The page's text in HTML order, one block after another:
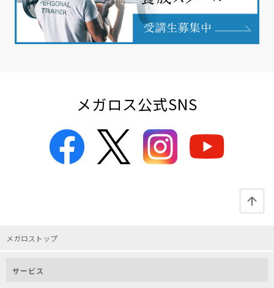
メガロス公式SNS
メガロストップ
サービス